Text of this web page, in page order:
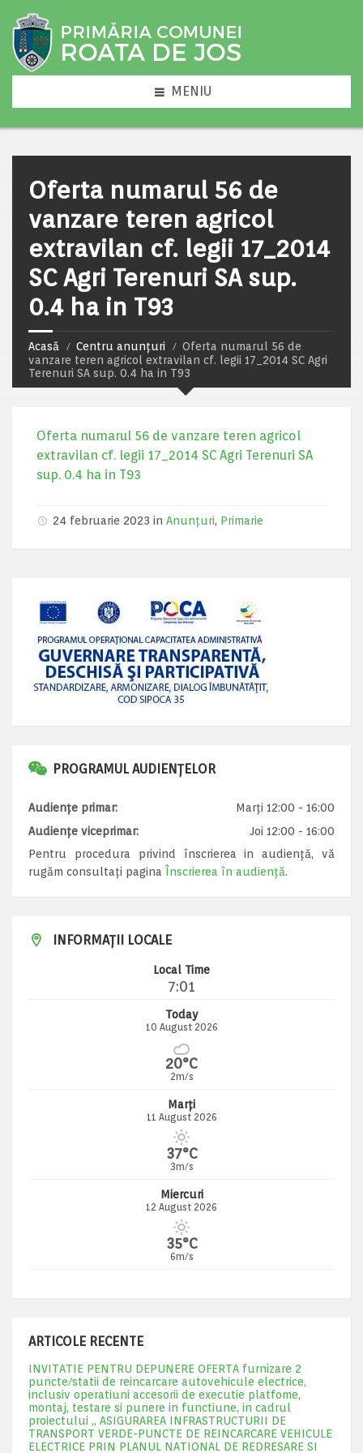
MENIU
Oferta numarul 56 de
vanzare teren agricol
extravilan cf. legii 17_2014
SC Agri Terenuri SA sup.
0.4 ha in T93
Acasă Centru anunțuri
Oferta numarul 56 de
vanzare teren agricol extravilan cf. legii 17_2014 SC Agri
Terenuri SA sup. 0.4 ha in T93
Oferta numarul 56 de vanzare teren agricol
extravilan cf. legii 17_2014 SC Agri Terenuri SA
sup. 0.4 ha in T93
24 februarie 2023 in Anunțuri, Primarie
PROGRAMUL AUDIENȚELOR
Audiențe primar:
Marți 12:00 - 16:00
Audiențe viceprimar:
Joi 12:00 - 16:00
Pentru procedura privind înscrierea in audiență, vă
rugăm consultați pagina Înscrierea în audiență.
INFORMAȚII LOCALE
Local Time
7:01
Today
10 August 2026
20°C
2m/s
Marți
11 August 2026
37°C
3m/s
Miercuri
12 August 2026
35°C
6m/s
ARTICOLE RECENTE
INVITATIE PENTRU DEPUNERE OFERTA furnizare 2
puncte/statii de reincarcare autovehicule electrice,
inclusiv operatiuni accesorii de executie platfome,
montaj, testare si punere in functiune, in cadrul
proiectului „ ASIGURAREA INFRASTRUCTURII DE
TRANSPORT VERDE-PUNCTE DE REINCARCARE VEHICULE
ELECTRICE PRIN PLANUL NATIONAL DE REDRESARE SI